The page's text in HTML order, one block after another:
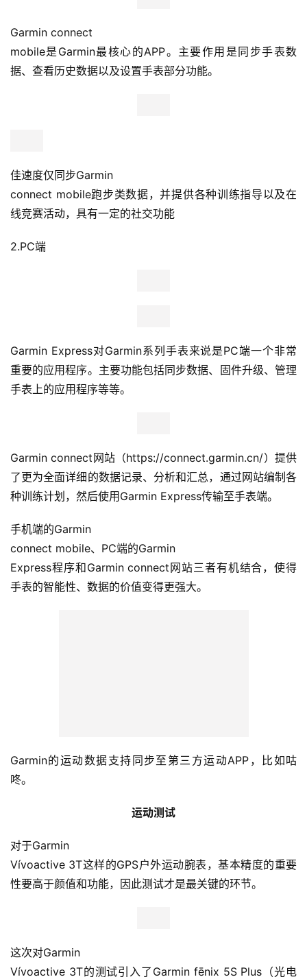
观
察
练
视
运
动
集
Garmin connect
mobile是Garmin最核心的APP。主要作用是同步手表数
据、查看历史数据以及设置手表部分功能。
佳速度仅同步Garmin
connect mobile跑步类数据，并提供各种训练指导以及在
线竞赛活动，具有一定的社交功能
2.PC端
Garmin Express对Garmin系列手表来说是PC端一个非常
重要的应用程序。主要功能包括同步数据、固件升级、管理
手表上的应用程序等等。
Garmin connect网站（https://connect.garmin.cn/）提供
了更为全面详细的数据记录、分析和汇总，通过网站编制各
种训练计划，然后使用Garmin Express传输至手表端。
手机端的Garmin
connect mobile、PC端的Garmin
Express程序和Garmin connect网站三者有机结合，使得
手表的智能性、数据的价值变得更强大。
Garmin的运动数据支持同步至第三方运动APP，比如咕
咚。
运动测试
对于Garmin
Vívoactive 3T这样的GPS户外运动腕表，基本精度的重要
性要高于颜值和功能，因此测试才是最关键的环节。
这次对Garmin
Vívoactive 3T的测试引入了Garmin fēnix 5S Plus（光电